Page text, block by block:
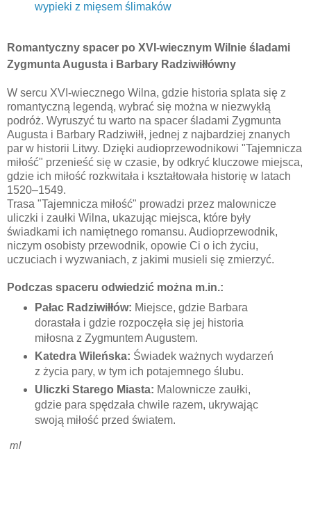
wypieki z mięsem ślimaków
Romantyczny spacer po XVI-wiecznym Wilnie śladami
Zygmunta Augusta i Barbary Radziwiłłówny
W sercu XVI-wiecznego Wilna, gdzie historia splata się z
romantyczną legendą, wybrać się można w niezwykłą
podróż. Wyruszyć tu warto na spacer śladami Zygmunta
Augusta i Barbary Radziwiłł, jednej z najbardziej znanych
par w historii Litwy. Dzięki audioprzewodnikowi "Tajemnicza
miłość" przenieść się w czasie, by odkryć kluczowe miejsca,
gdzie ich miłość rozkwitała i kształtowała historię w latach
1520–1549.
Trasa "Tajemnicza miłość" prowadzi przez malownicze
uliczki i zaułki Wilna, ukazując miejsca, które były
świadkami ich namiętnego romansu. Audioprzewodnik,
niczym osobisty przewodnik, opowie Ci o ich życiu,
uczuciach i wyzwaniach, z jakimi musieli się zmierzyć.
Podczas spaceru odwiedzić można m.in.:
Pałac Radziwiłłów: Miejsce, gdzie Barbara
dorastała i gdzie rozpoczęła się jej historia
miłosna z Zygmuntem Augustem.
Katedra Wileńska: Świadek ważnych wydarzeń
z życia pary, w tym ich potajemnego ślubu.
Uliczki Starego Miasta: Malownicze zaułki,
gdzie para spędzała chwile razem, ukrywając
swoją miłość przed światem.
ml